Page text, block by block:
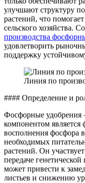
улучшают структуру
растений, что
сельского хозяйства.
производства
удовлетворить
поддержку
Линия по
#### Определение и
Фосфорные удобрения
компонентом является
восполнения фосфора
необходимых
растений. Он
передаче
может привести к
листьев и снижению